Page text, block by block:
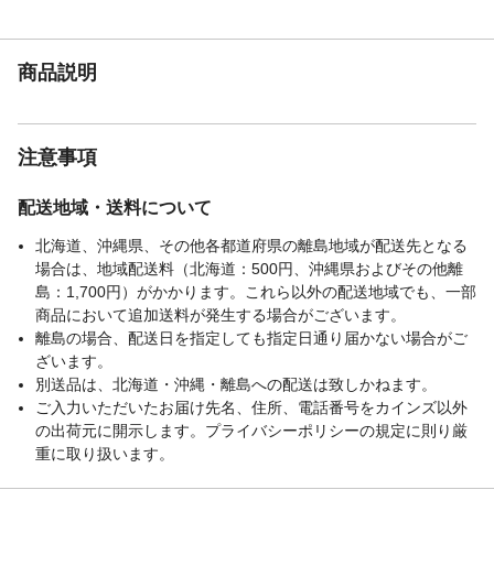
商品説明
注意事項
配送地域・送料について
北海道、沖縄県、その他各都道府県の離島地域が配送先となる
場合は、地域配送料（北海道：500円、沖縄県およびその他離
島：1,700円）がかかります。これら以外の配送地域でも、一部
商品において追加送料が発生する場合がございます。
離島の場合、配送日を指定しても指定日通り届かない場合がご
ざいます。
別送品は、北海道・沖縄・離島への配送は致しかねます。
ご入力いただいたお届け先名、住所、電話番号をカインズ以外
の出荷元に開示します。プライバシーポリシーの規定に則り厳
重に取り扱います。